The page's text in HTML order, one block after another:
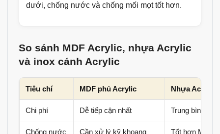
dưới, chống nước và chống mối mọt tốt hơn.
So sánh MDF Acrylic, nhựa Acrylic
và inox cánh Acrylic
Tiêu chí MDF phủ Acrylic Nhựa Acrylic
Chi phí Dễ tiếp cận nhất Trung bình khá
Chống nước
Cần xử lý kỹ khoang
Tốt hơn MDF